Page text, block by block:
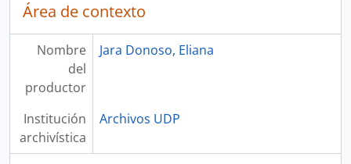
Área de contexto
Nombre
del
productor
Jara Donoso, Eliana
Institución
archivística
Archivos UDP